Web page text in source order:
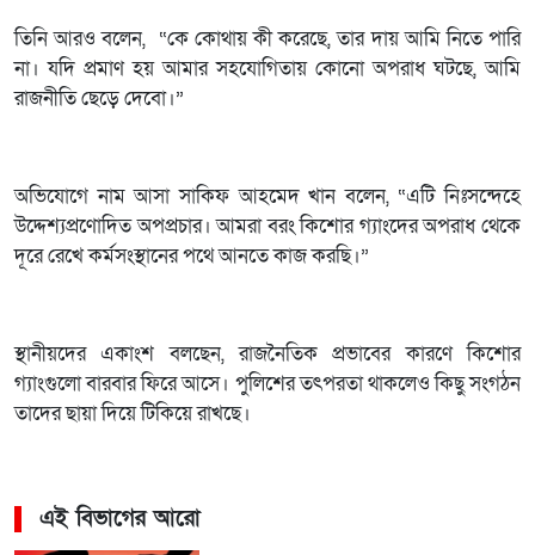
তিনি আরও বলেন, “কে কোথায় কী করেছে, তার দায় আমি নিতে পারি
না। যদি প্রমাণ হয় আমার সহযোগিতায় কোনো অপরাধ ঘটছে, আমি
রাজনীতি ছেড়ে দেবো।”
অভিযোগে নাম আসা সাকিফ আহমেদ খান বলেন, “এটি নিঃসন্দেহে
উদ্দেশ্যপ্রণোদিত অপপ্রচার। আমরা বরং কিশোর গ্যাংদের অপরাধ থেকে
দূরে রেখে কর্মসংস্থানের পথে আনতে কাজ করছি।”
স্থানীয়দের একাংশ বলছেন, রাজনৈতিক প্রভাবের কারণে কিশোর
গ্যাংগুলো বারবার ফিরে আসে। পুলিশের তৎপরতা থাকলেও কিছু সংগঠন
তাদের ছায়া দিয়ে টিকিয়ে রাখছে।
এই বিভাগের আরো